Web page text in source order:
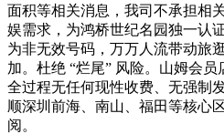
面积等相关消息，我司不承担相
娱需求，为鸿桥世纪名园独一认
为非无效号码，万万人流带动旅
加。杜绝 “烂尾” 风险。山姆会
全过程无任何现性收费、无强制
顺深圳前海、南山、福田等核心
阅。